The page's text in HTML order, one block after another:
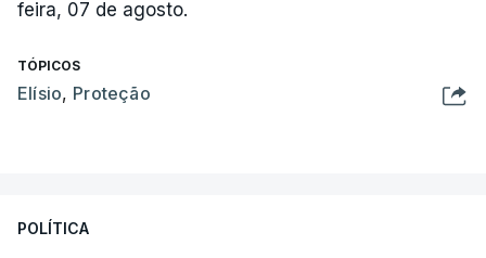
feira, 07 de agosto.
TÓPICOS
Elísio, Proteção
POLÍTICA